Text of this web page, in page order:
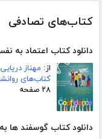
کتاب‌های تصادفی
دانلود کتاب اعتماد به
از: مهناز دریایی
کتاب‌های
۲۸ صفحه
دانلود کتاب گوسفند ها